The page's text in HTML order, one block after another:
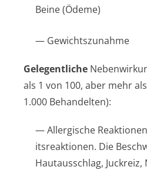
Beine (Ödeme)
— Gewichtszunahme
Gelegentliche
als 1 von 100, aber mehr
1.000 Behandelten):
— Allergische
itsreaktionen. Die
Hautausschlag, Juckreiz,